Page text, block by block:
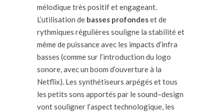
mélodique très positif et engageant.
L’utilisation de basses profondeset de
rythmiques régulières souligne la stabilité et
même de puissance avec les impacts d’infra
basses (commesur l’introduction du logo
sonore, avec un boom d’ouverture à la
Netflix). Les synthétiseurs arpégés et tous
les petits sons apportés par lesound–design
vont souligner l’aspect technologique, les